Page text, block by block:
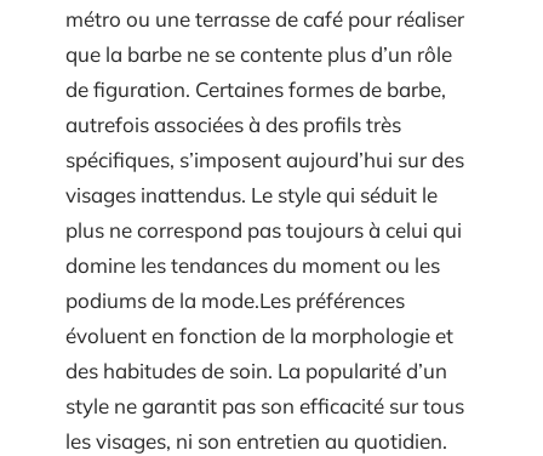
métro ou une terrasse de café pour réaliser
que la barbe ne se contente plus d’un rôle
de figuration. Certaines formes de barbe,
autrefois associées à des profils très
spécifiques, s’imposent aujourd’hui sur des
visages inattendus. Le style qui séduit le
plus ne correspond pas toujours à celui qui
domine les tendances du moment ou les
podiums de la mode.Les préférences
évoluent en fonction de la morphologie et
des habitudes de soin. La popularité d’un
style ne garantit pas son efficacité sur tous
les visages, ni son entretien au quotidien.